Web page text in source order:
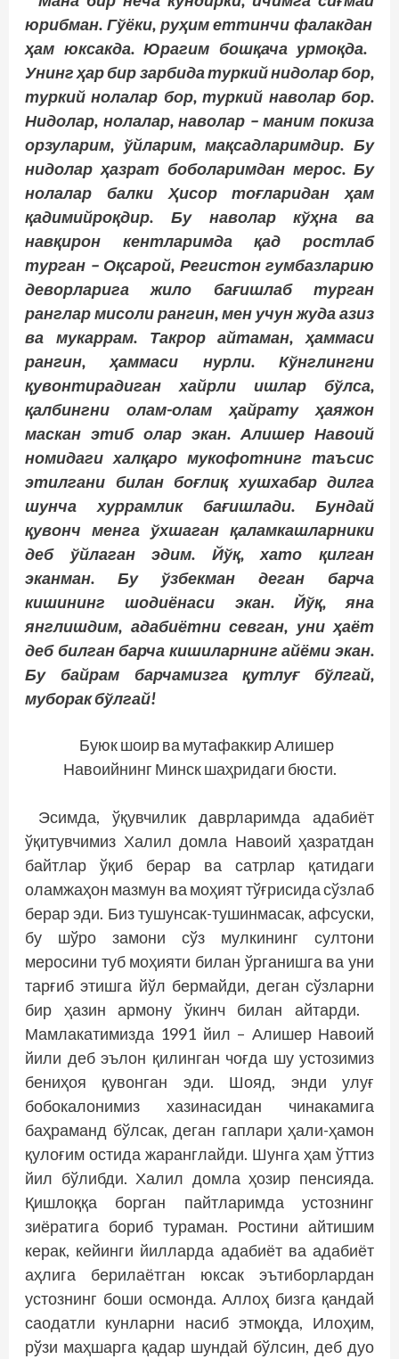
юрибман. Гўёки, руҳиметтинчи фалакдан
ҳам юксакда. Юрагим бошқачаурмоқда.
Унинг ҳар бир зарбида туркий нидолар бор,
туркий нолалар бор, туркий наволар бор.
Нидолар, нолалар, наволар – маним покиза
орзуларим, ўйларим, мақсадларимдир. Бу
нидолар ҳазрат боболаримдан мерос. Бу
нолалар балки Ҳисор тоғларидан ҳам
қадимийроқдир. Бу наволар кўҳна ва
навқирон кентларимда қад ростлаб
турган – Оқсарой, Регистон гумбазларию
деворларига жило бағишлаб турган
ранглар мисоли рангин, мен учун жуда азиз
ва мукаррам. Такрор айтаман, ҳаммаси
рангин, ҳаммаси нурли. Кўнг­лингни
қувонтирадиган хайрли ишлар бўлса,
қалбингни олам-олам ҳайрату ҳаяжон
маскан этиб олар экан. Алишер Навоий
номидаги халқаро мукофотнинг таъсис
этилгани билан боғлиқ хушхабар дилга
шунча хуррамлик бағиш­лади. Бундай
қувонч менга ўхшаган қаламкашларники
деб ўйлаган эдим. Йўқ, хато қилган
эканман. Бу ўзбекман деган барча
кишининг шодиёнаси экан. Йўқ, яна
янглишдим, адабиётни севган, уни ҳаёт
деб билган барча кишиларнинг айёми экан.
Бу байрам барчамизга қутлуғ бўлгай,
муборак бўлгай!
Буюк шоир ва мутафаккир Алишер
Навоийнинг Минск шаҳридаги бюсти.
Эсимда, ўқувчилик даврларимда адабиёт
ўқитувчимиз Халил домла Навоий ҳазратдан
байтлар ўқиб берар ва сатрлар қатидаги
оламжаҳон мазмун ва моҳият тўғрисида сўзлаб
берар эди. Биз тушунсак-тушинмасак, афсуски,
бу шўро замони сўз мулкининг султони
меросини туб моҳияти билан ўрганишга ва уни
тарғиб этишга йўл бермайди, деган сўзларни
бир ҳазин армону ўкинч билан айтарди.
Мамлакатимизда 1991 йил – Алишер Навоий
йили деб эълон қилинган чоғда шу устозимиз
бениҳоя қувонган эди. Шояд, энди улуғ
бобокалонимиз хазинасидан чинакамига
баҳраманд бўлсак, деган гаплари ҳали-ҳамон
қулоғим остида жаранглайди. Шунга ҳам ўттиз
йил бўлибди. Халил домла ҳозир пенсияда.
Қишлоққа борган пайтларимда устознинг
зиёратига бориб тураман. Ростини айтишим
керак, кейинги йилларда адабиёт ва адабиёт
аҳлига берилаётган юксак эътиборлардан
устознинг боши осмонда. Аллоҳ бизга қандай
саодатли кунларни насиб этмоқда, Илоҳим,
рўзи маҳшарга қадар шундай бўлсин, деб дуо